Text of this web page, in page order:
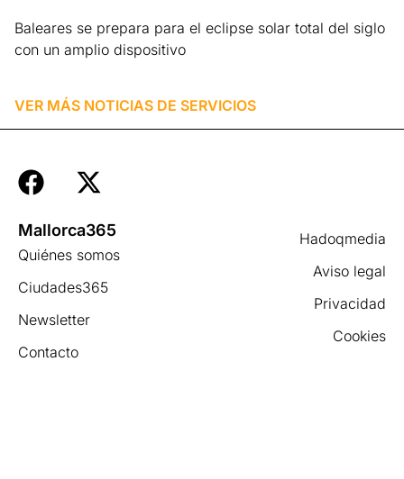
Baleares se prepara para el eclipse solar total del siglo
con un amplio dispositivo
VER MÁS NOTICIAS DE SERVICIOS
Hadoqmedia
Aviso legal
Privacidad
Cookies
Mallorca365
Quiénes somos
Ciudades365
Newsletter
Contacto